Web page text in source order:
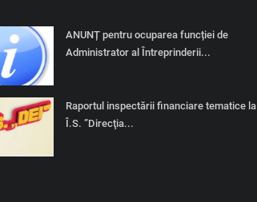
ANUNȚ pentru ocuparea funcției de
Administrator al Întreprinderii...
Raportul inspectării financiare tematice la
Î.S. ”Direcţia...